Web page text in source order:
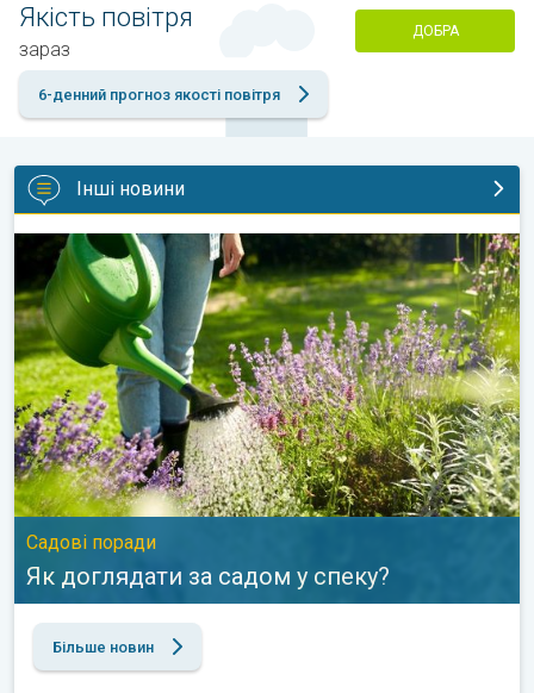
Якість повітря
зараз
ДОБРА
6-денний прогноз якості повітря
Інші новини
Як доглядати за садом у спеку?. Садові поради. . .
Садові поради
Як доглядати за садом у спеку?
Більше новин